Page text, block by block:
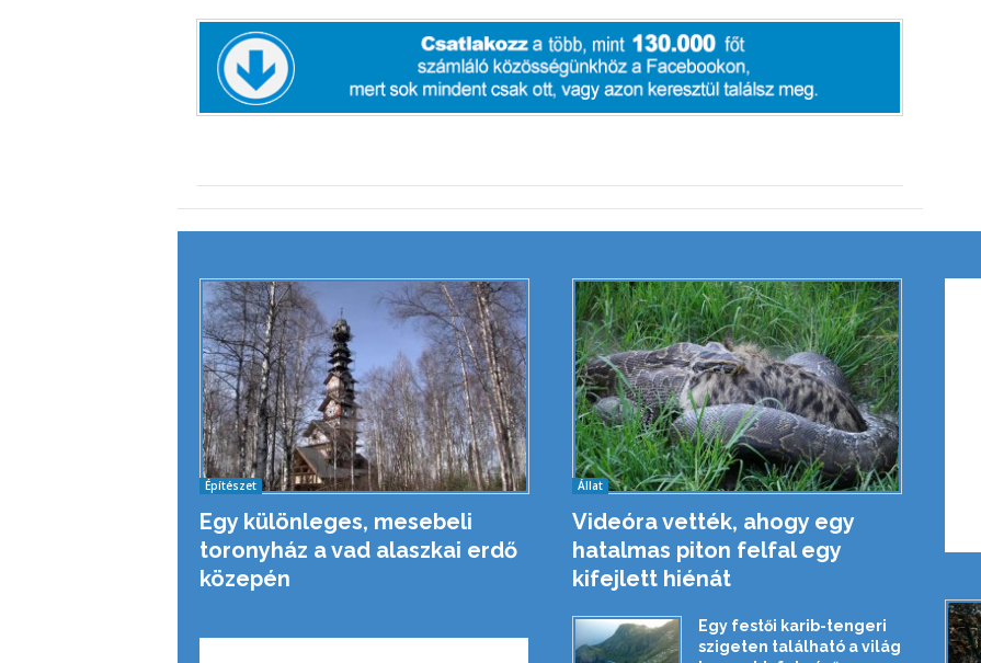
Építészet
Egy különleges, mesebeli
toronyház a vad alaszkai erdő
közepén
Állat
Videóra vették, ahogy egy
hatalmas piton felfal egy
kifejlett hiénát
Egy festői karib-tengeri
szigeten található a világ